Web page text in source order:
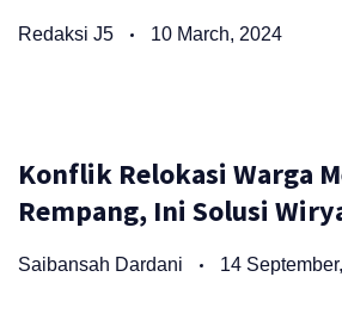
Redaksi J5 10 March, 2024
Konflik Relokasi Warga
Rempang, Ini Solusi
Saibansah Dardani 14